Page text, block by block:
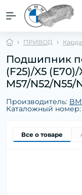
ПРИВОД
Подшипник
(F25)/X5 (E70)/
M57/N52/N55/
Производитель:
Каталожный номер:
Все о товаре